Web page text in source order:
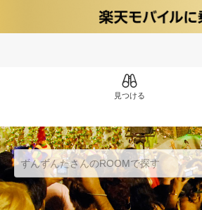
見つける